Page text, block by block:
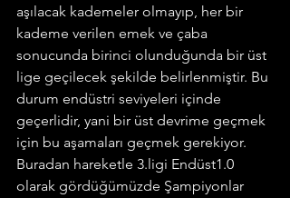
aşılacak kademeler olmayıp, her bir
kademe verilen emek ve çaba
sonucunda birinci olunduğunda bir üst
lige geçilecek şekilde belirlenmiştir. Bu
durum endüstri seviyeleri içinde
geçerlidir, yani bir üst devrime geçmek
için bu aşamaları geçmek gerekiyor.
Buradan hareketle 3.ligi Endüst1.0
olarak gördüğümüzde Şampiyonlar